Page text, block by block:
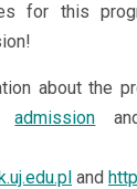
for this
about the
admission
and